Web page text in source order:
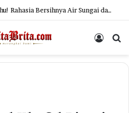
Banyak Yang Belum Tahu! Rahasia Bersihnya Air Sungai dan Selokan di Jepang
Log In